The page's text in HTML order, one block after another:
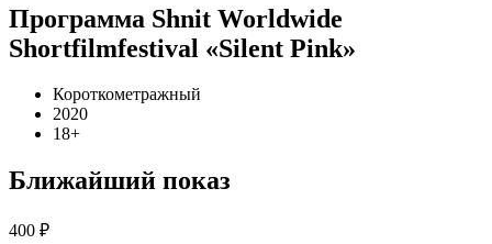
Программа Shnit Worldwide
Shortfilmfestival «Silent Pink»
Короткометражный
2020
18+
Ближайший показ
400 ₽